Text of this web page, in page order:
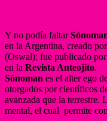
Y no podía faltar
en la Argentina, creado
(Oswal); fue publicado
en la Revista Anteojito.
Sónoman es el alter ego
otorgados por científicos
avanzada que la terrestre.
mental, el cual permite